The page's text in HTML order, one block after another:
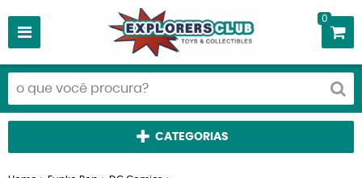
0
CATEGORIAS